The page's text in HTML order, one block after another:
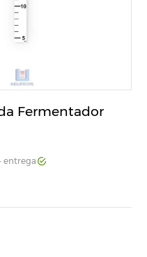
Fermentador
entrega